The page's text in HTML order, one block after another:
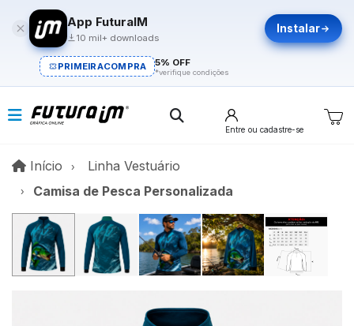
App FuturaIM
10 mil+ downloads
Instalar
PRIMEIRACOMPRA 5% OFF
*verifique condições
Entre ou cadastre-se
Início InícioLinha Vestuário
Camisa de Pesca Personalizada